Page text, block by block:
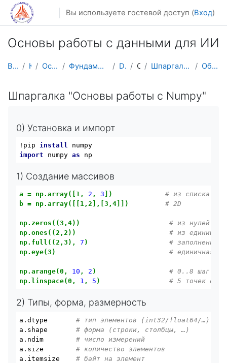
Перейти к основному содержанию
Вы используете гостевой доступ (Вход)
Основы работы с данными для ИИ
В начало Курсы Осенний семестр Фундаментальная информатика и ИТ DataSc101 Общее Шпаргалка "Основы работы с Numpy" Обзор по алфавиту
Шпаргалка "Основы работы с Numpy"
0) Установка и импорт
!pip install
import numpy as
1) Создание массивов
a = np.array([1, 2 , 3 ])
# из списка
b = np.array([[1,2],[3,4]]) # 2D
np.zeros((3,4))
# из нулей
np.ones((2,2))
# из единиц
np.full((2,3),
7 )
# заполнение
np.eye(3)
# единичная
np.arange(0, 10 , 2 )
# 0..8 шаг 2
np.linspace(0,
1 , 5 ) # 5 точек от
2) Типы, форма, размерность
a.dtype # тип элементов (int32/float64/…)
a.shape # форма (строки, столбцы, …)
a.ndim # число измерений
a.size # количество элементов
a.itemsize # байт на элемент